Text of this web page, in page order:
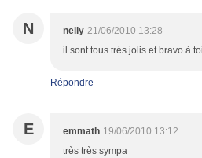
N nelly 21/06/2010 13:28
il sont tous trés jolis et bravo à
Répondre
E emmath 19/06/2010 13:12
très très sympa